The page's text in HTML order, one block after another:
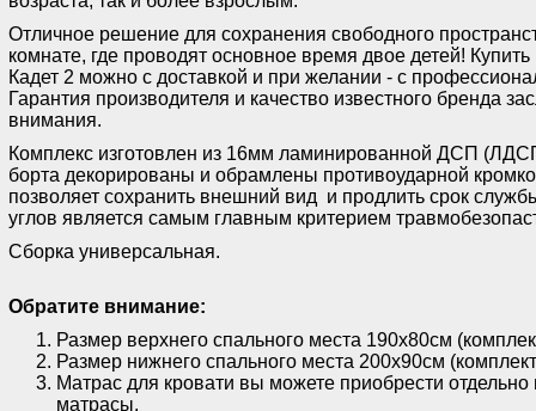
Отличное решение для сохранения свободного
комнате, где проводят основное время двое детей! Купить
Кадет 2 можно с доставкой и при желании - с
Гарантия производителя и качество известного бренда
внимания.
Комплекс изготовлен из 16мм ламинированной ДСП
борта декорированы и обрамлены противоударной
позволяет сохранить внешний вид и продлить срок
углов является самым главным критерием
Сборка универсальная.
Обратите внимание:
Размер верхнего спального места 190х80см
Размер нижнего спального места 200х90см
Матрас для кровати вы можете приобрести отдельно
матрасы.